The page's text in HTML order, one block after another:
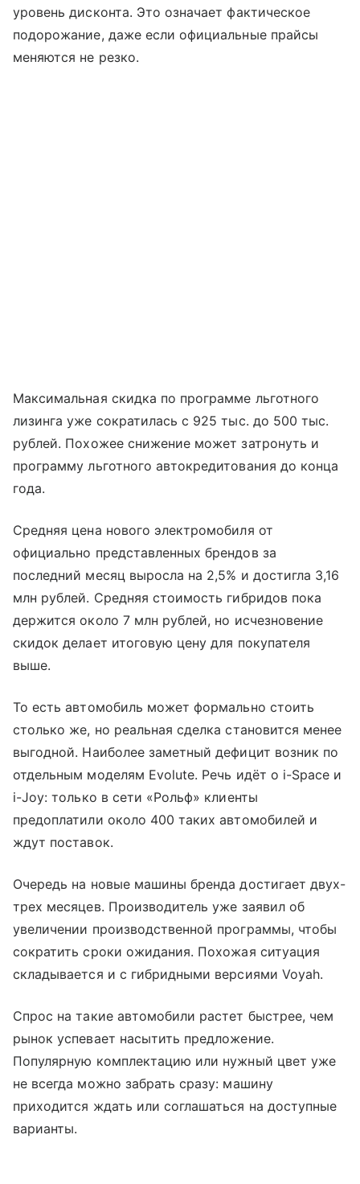
уровень дисконта. Это означает фактическое
подорожание, даже если официальные прайсы
меняются не резко.
Максимальная скидка по программе льготного
лизинга уже сократилась с 925 тыс. до 500 тыс.
рублей. Похожее снижение может затронуть и
программу льготного автокредитования до конца
года.
Средняя цена нового электромобиля от
официально представленных брендов за
последний месяц выросла на 2,5% и достигла 3,16
млн рублей. Средняя стоимость гибридов пока
держится около 7 млн рублей, но исчезновение
скидок делает итоговую цену для покупателя
выше.
То есть автомобиль может формально стоить
столько же, но реальная сделка становится менее
выгодной. Наиболее заметный дефицит возник по
отдельным моделям Evolute. Речь идёт о i-Space и
i-Joy: только в сети «Рольф» клиенты
предоплатили около 400 таких автомобилей и
ждут поставок.
Очередь на новые машины бренда достигает двух-
трех месяцев. Производитель уже заявил об
увеличении производственной программы, чтобы
сократить сроки ожидания. Похожая ситуация
складывается и с гибридными версиями Voyah.
Спрос на такие автомобили растет быстрее, чем
рынок успевает насытить предложение.
Популярную комплектацию или нужный цвет уже
не всегда можно забрать сразу: машину
приходится ждать или соглашаться на доступные
варианты.